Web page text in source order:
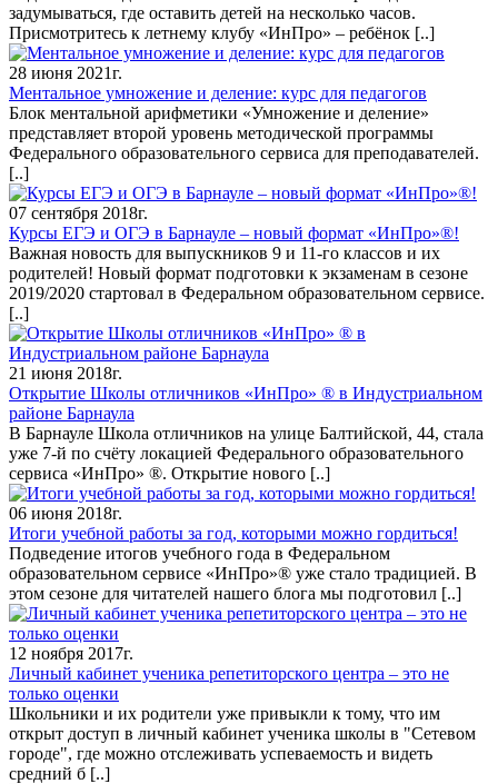
задумываться, где оставить детей на несколько часов.
Присмотритесь к летнему клубу «ИнПро» – ребёнок [..]
28 июня 2021г.
Ментальное умножение и деление: курс для педагогов
Блок ментальной арифметики «Умножение и деление»
представляет второй уровень методической программы
Федерального образовательного сервиса для преподавателей.
[..]
07 сентября 2018г.
Курсы ЕГЭ и ОГЭ в Барнауле – новый формат «ИнПро»®!
Важная новость для выпускников 9 и 11-го классов и их
родителей! Новый формат подготовки к экзаменам в сезоне
2019/2020 стартовал в Федеральном образовательном сервисе.
[..]
21 июня 2018г.
Открытие Школы отличников «ИнПро» ® в Индустриальном
районе Барнаула
В Барнауле Школа отличников на улице Балтийской, 44, стала
уже 7-й по счёту локацией Федерального образовательного
сервиса «ИнПро» ®. Открытие нового [..]
06 июня 2018г.
Итоги учебной работы за год, которыми можно гордиться!
Подведение итогов учебного года в Федеральном
образовательном сервисе «ИнПро»® уже стало традицией. В
этом сезоне для читателей нашего блога мы подготовил [..]
12 ноября 2017г.
Личный кабинет ученика репетиторского центра – это не
только оценки
Школьники и их родители уже привыкли к тому, что им
открыт доступ в личный кабинет ученика школы в "Сетевом
городе", где можно отслеживать успеваемость и видеть
средний б [..]